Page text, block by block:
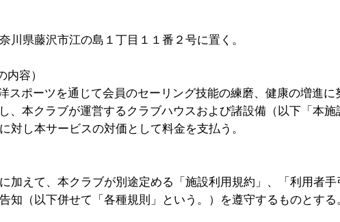
川県藤沢市江の島１丁目１１番２号に置く。
容）
スポーツを通じて会員のセーリング技能の練磨、健康の増進
、本クラブが運営するクラブハウスおよび諸設備（以下「本
対し本サービスの対価として料金を支払う。
加えて、本クラブが別途定める「施設利用規約」、「利用者
知（以下併せて「各種規則」という。）を遵守するものとする